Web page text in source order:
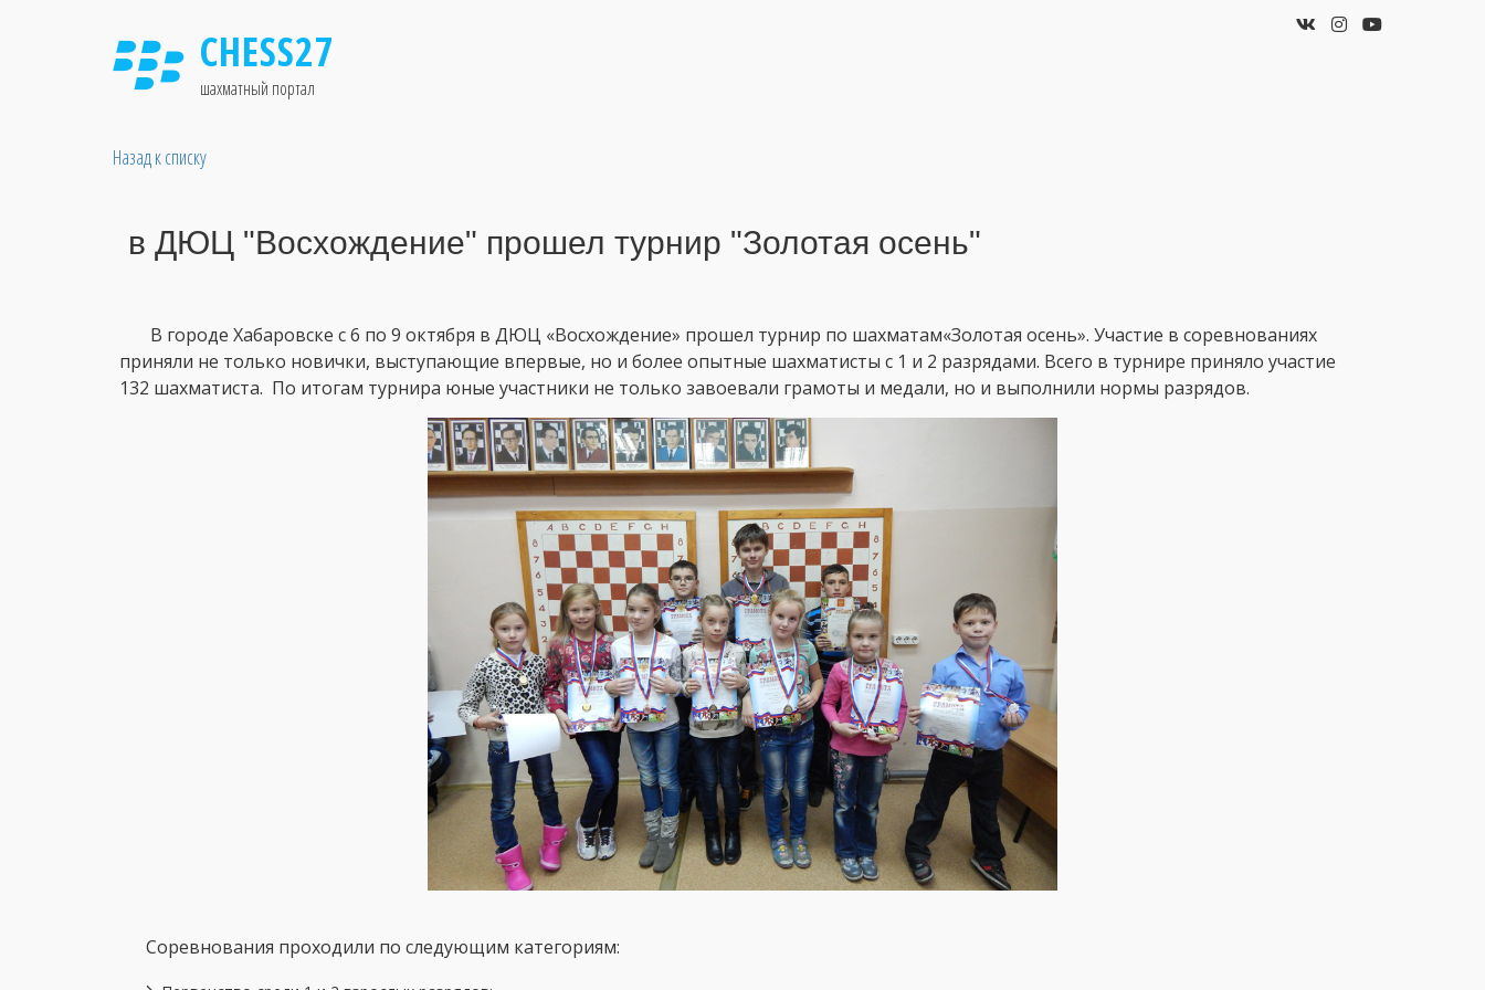
CHESS27
шахматный портал
Назад к списку
в ДЮЦ "Восхождение" прошел турнир "Золотая осень"
В городе Хабаровске с 6 по 9 октября в ДЮЦ «Восхождение» прошел турнир по шахматам«Золотая осень». Участие в соревнованиях
приняли не только новички, выступающие впервые, но и более опытные шахматисты с 1 и 2 разрядами. Всего в турнире приняло участие
132 шахматиста. По итогам турнира юные участники не только завоевали грамоты и медали, но и выполнили нормы разрядов.
Соревнования проходили по следующим категориям: